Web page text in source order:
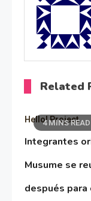
Related
4 MINS READ
Hello! Project
Integrantes
Musume se
después